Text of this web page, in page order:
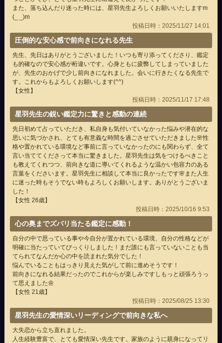
また、落ち込んだり迷った時には、星羽先生よろしくお願いいたしますm
(_ _)m
投稿日時：2025/11/27 14:01
圧倒的な安心感で前向きになれる先生
先生、先日はありがとうございました！いつも寄り添ってくださり、鑑定
も的確なので安心感が桁違いです。心身ともに疲弊してしまっていました
が、先生のおかげで少し前向きになれました。会いに行きたくなる先生で
す。これからもよろしくお願いします(^^)
【女性】
投稿日時：2025/11/17 17:48
星羽先生の鋭い鑑定力に驚きと感動の連続
先日初めて占っていただき、私自身も気付いていなかった悩みや潜在的な
思いに気づかされ、とても有意義な時間を過ごさせていただきました🌸性
格や置かれている環境など事前に言っていなかったのにも関わらず、全て
言い当ててくださって本当に驚きました。星羽先生は気をつけるべきこと
も教えてくれつつ、前向きな道に導いてくれるような温かい包容力のある
言葉をくださいます。星羽先生に相談して本当に良かったです🌸また人生
に迷った時もそうでない時もよろしくお願いします。ありがとうございま
した！
【女性 26歳】
投稿日時：2025/10/16 9:53
心の奥までズバリ当たる鑑定に感動！
自分の中で思っている事や今自分が置かれている環境、自分の性格などが
明確に当たっていてびっくりしました！まだ誰にも言っていないことも当
てられてなんだか心の中を読まれた気分でした！
悩んでいることもはっきり見えた気がして前に進めそうです！
前向きになれる結果だったのでこれからが楽しみですしもっと頑張ろうっ
て思えました🌼
【女性 21歳】
投稿日時：2025/08/25 13:30
星羽先生の愛情深いリーディングで前向きな私へ
大失恋から立ち直れました。
人生経験豊富で、とても愛情深い先生です。家族のように親身になってリ